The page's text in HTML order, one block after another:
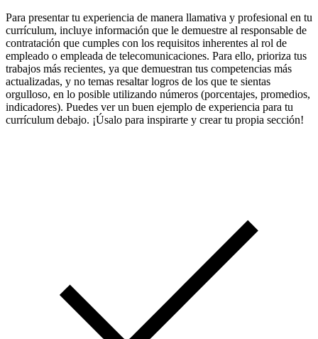
Para presentar tu experiencia de manera llamativa y profesional en tu
currículum, incluye información que le demuestre al responsable de
contratación que cumples con los requisitos inherentes al rol de
empleado o empleada de telecomunicaciones. Para ello, prioriza tus
trabajos más recientes, ya que demuestran tus competencias más
actualizadas, y no temas resaltar logros de los que te sientas
orgulloso, en lo posible utilizando números (porcentajes, promedios,
indicadores). Puedes ver un buen ejemplo de experiencia para tu
currículum debajo. ¡Úsalo para inspirarte y crear tu propia sección!